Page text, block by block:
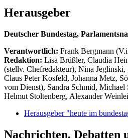
Herausgeber
Deutscher Bundestag,
Verantwortlich: Frank Bergmann
Redaktion: Lisa Brüßler, Claudia
(stellv. Chefredakteur), Nina Jeglinski,
Claus Peter Kosfeld, Johanna Metz,
vom Dienst), Sandra Schmid, Michael
Helmut Stoltenberg, Alexander
Herausgeber "heute im
Nachrichten, Debatten